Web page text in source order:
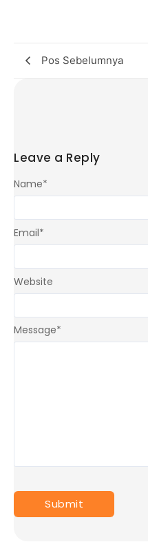
Pos Sebelumnya
Leave a Reply
Message*
Name*
Email*
Website